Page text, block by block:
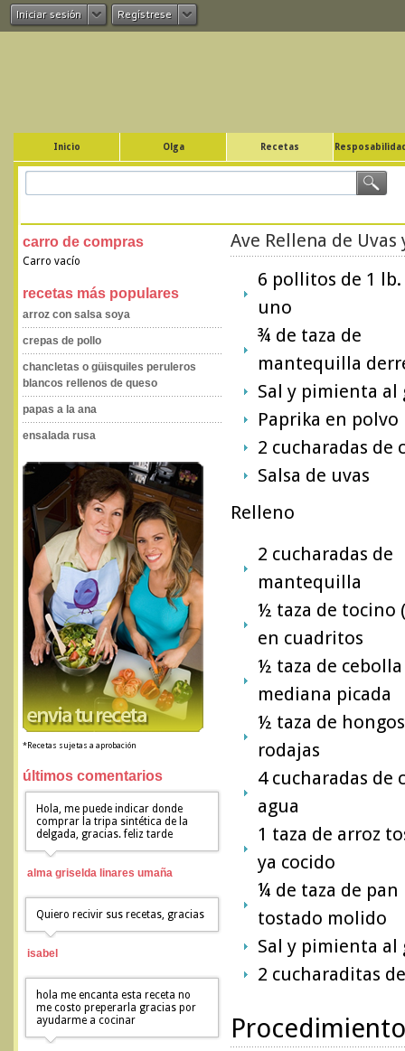
Iniciar sesión Regístrese
Inicio Olga Recetas
carro de compras
Carro vacío
recetas más populares
arroz con salsa soya
crepas de pollo
chancletas o güisquiles peruleros
blancos rellenos de queso
papas a la ana
ensalada rusa
*Recetas sujetas a aprobación
últimos comentarios
Hola, me puede indicar donde
comprar la tripa sintética de la
delgada, gracias. feliz tarde
alma griselda linares umaña
Quiero recivir sus recetas, gracias
isabel
hola me encanta esta receta no
me costo preperarla gracias por
ayudarme a cocinar
Ave Rellena de Uvas
6 pollitos de 1 lb.
uno
¾ de taza de
mantequilla
Sal y pimienta al
Paprika en polvo
2 cucharadas de
Salsa de uvas
Relleno
2 cucharadas de
mantequilla
½ taza de tocino
en cuadritos
½ taza de cebolla
mediana picada
½ taza de
rodajas
4 cucharadas de
agua
1 taza de arroz
ya cocido
¼ de taza de pan
tostado molido
Sal y pimienta al
2 cucharaditas
Procedimiento